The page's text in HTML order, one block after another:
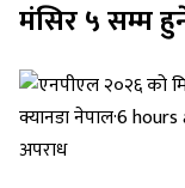
मंसिर ५ सम्म
क्यानडा नेपाल·6 hours
अपराध